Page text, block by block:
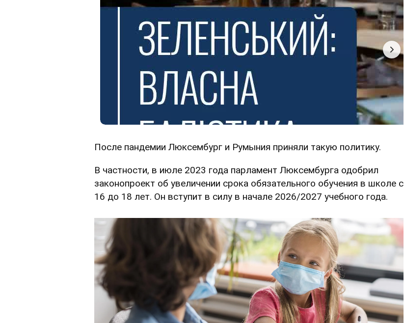
После пандемии Люксембург и Румыния приняли такую политику.
В частности, в июле 2023 года парламент Люксембурга одобрил
законопроект об увеличении срока обязательного обучения в школе с
16 до 18 лет. Он вступит в силу в начале 2026/2027 учебного года.